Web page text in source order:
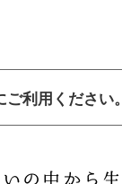
利用ください。